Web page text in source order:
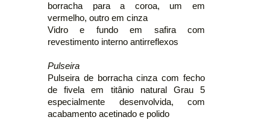
borracha para a coroa, um em
vermelho, outro em cinza
Vidro e fundo em safira com
revestimento interno antirreflexos
Pulseira
Pulseira de borracha cinza com fecho
de fivela em titânio natural Grau 5
especialmente desenvolvida, com
acabamento acetinado e polido